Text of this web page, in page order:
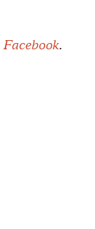
Facebook.